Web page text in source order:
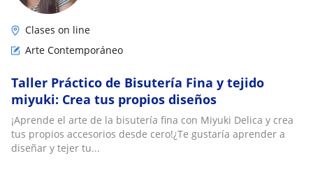
Clases on line
Arte Contemporáneo
Taller Práctico de Bisutería Fina y tejido
miyuki: Crea tus propios diseños
¡Aprende el arte de la bisutería fina con Miyuki Delica y crea
tus propios accesorios desde cero!¿Te gustaría aprender a
diseñar y tejer tu...